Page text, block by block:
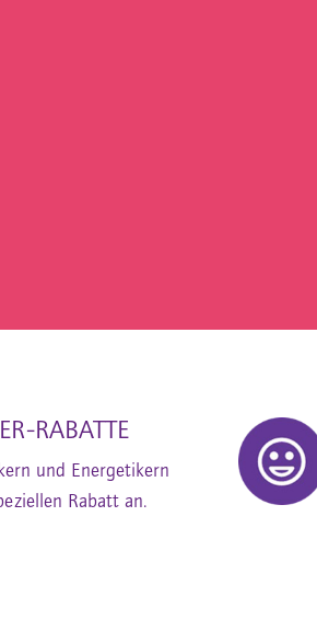
RABATTE
und Energetikern
Rabatt an.